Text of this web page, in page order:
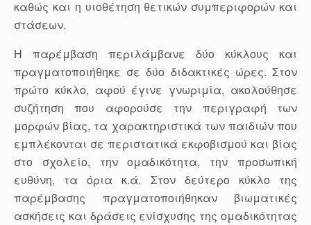
καθώς και η υιοθέτηση θετικών συμπεριφορών και
στάσεων.
Η παρέμβαση περιλάμβανε δύο κύκλους και
πραγματοποιήθηκε σε δύο διδακτικές ώρες. Στον
πρώτο κύκλο, αφού έγινε γνωριμία, ακολούθησε
συζήτηση που αφορούσε την περιγραφή των
μορφών βίας, τα χαρακτηριστικά των παιδιών που
εμπλέκονται σε περιστατικά εκφοβισμού και βίας
στο σχολείο, την ομαδικότητα, την προσωπική
ευθύνη, τα όρια κ.ά. Στον δεύτερο κύκλο της
παρέμβασης πραγματοποιήθηκαν βιωματικές
ασκήσεις και δράσεις ενίσχυσης της ομαδικότητας